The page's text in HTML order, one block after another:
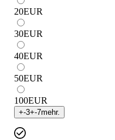
20EUR
30EUR
40EUR
50EUR
100EUR
+-3+-7mehr.